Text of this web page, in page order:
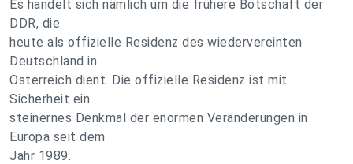
Es handelt sich nämlich um die frühere Botschaft der
DDR, die
heute als offizielle Residenz des wiedervereinten
Deutschland in
Österreich dient. Die offizielle Residenz ist mit
Sicherheit ein
steinernes Denkmal der enormen Veränderungen in
Europa seit dem
Jahr 1989.